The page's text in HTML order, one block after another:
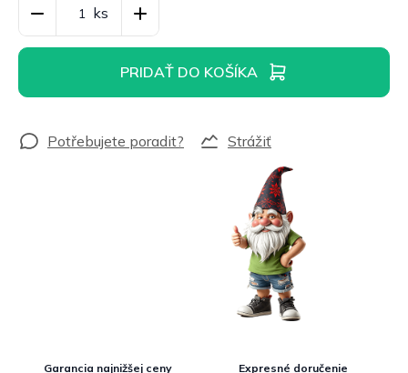
PRIDAŤ DO KOŠÍKA
Strážiť
Garancia najnižšej ceny
Expresné doručenie